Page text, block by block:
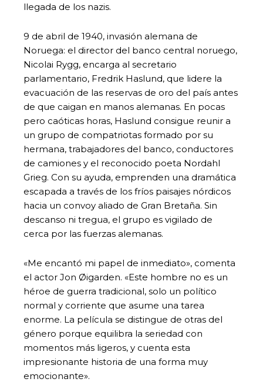
llegada de los nazis.
9 de abril de 1940, invasión alemana de
Noruega: el director del banco central noruego,
Nicolai Rygg, encarga al secretario
parlamentario, Fredrik Haslund, que lidere la
evacuación de las reservas de oro del país antes
de que caigan en manos alemanas. En pocas
pero caóticas horas, Haslund consigue reunir a
un grupo de compatriotas formado por su
hermana, trabajadores del banco, conductores
de camiones y el reconocido poeta Nordahl
Grieg. Con su ayuda, emprenden una dramática
escapada a través de los fríos paisajes nórdicos
hacia un convoy aliado de Gran Bretaña. Sin
descanso ni tregua, el grupo es vigilado de
cerca por las fuerzas alemanas.
«Me encantó mi papel de inmediato», comenta
el actor Jon Øigarden. «Este hombre no es un
héroe de guerra tradicional, solo un político
normal y corriente que asume una tarea
enorme. La película se distingue de otras del
género porque equilibra la seriedad con
momentos más ligeros, y cuenta esta
impresionante historia de una forma muy
emocionante».